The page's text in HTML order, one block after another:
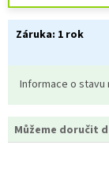
Záruka: 1 rok
Informace o stavu
Můžeme doručit